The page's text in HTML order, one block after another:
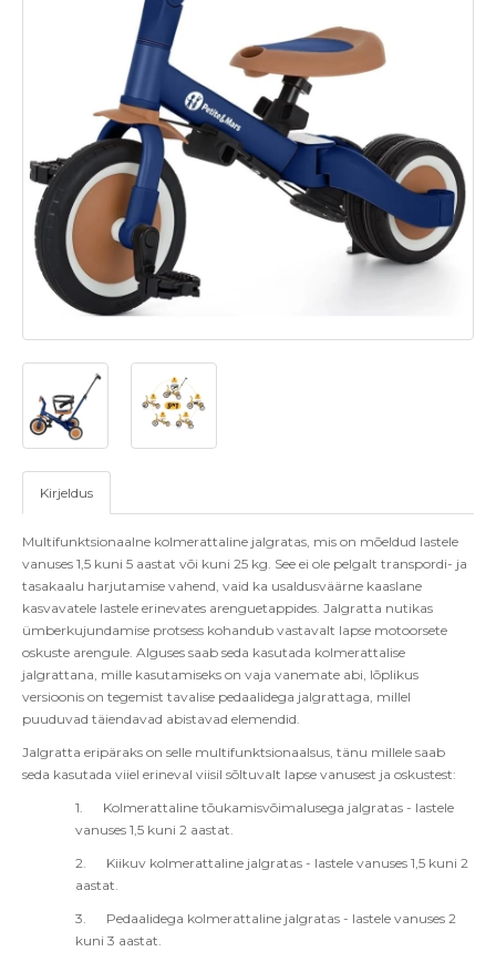
Kirjeldus
Multifunktsionaalne kolmerattaline jalgratas, mis on mõeldud lastele
vanuses 1,5 kuni 5 aastat või kuni 25 kg. See ei ole pelgalt transpordi- ja
tasakaalu harjutamise vahend, vaid ka usaldusväärne kaaslane
kasvavatele lastele erinevates arenguetappides. Jalgratta nutikas
ümberkujundamise protsess kohandub vastavalt lapse motoorsete
oskuste arengule. Alguses saab seda kasutada kolmerattalise
jalgrattana, mille kasutamiseks on vaja vanemate abi, lõplikus
versioonis on tegemist tavalise pedaalidega jalgrattaga, millel
puuduvad täiendavad abistavad elemendid.
Jalgratta eripäraks on selle multifunktsionaalsus, tänu millele saab
seda kasutada viiel erineval viisil sõltuvalt lapse vanusest ja oskustest:
1.
Kolmerattaline tõukamisvõimalusega jalgratas - lastele
vanuses 1,5 kuni 2 aastat.
2.
Kiikuv kolmerattaline jalgratas - lastele vanuses 1,5 kuni 2
aastat.
3.
Pedaalidega kolmerattaline jalgratas - lastele vanuses 2
kuni 3 aastat.